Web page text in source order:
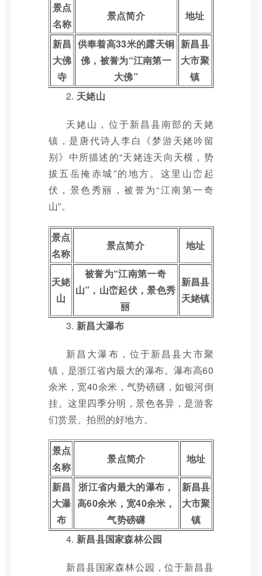
景点
名称
景点简介 地址
新昌
大佛
寺
供奉着高33米的露天铜
佛，被誉为“江南第一
大佛”
新昌县
大市聚
镇
2. 天姥山
天姥山，位于新昌县南部的天姥
镇，是唐代诗人李白《梦游天姥吟留
别》中所描述的“天姥连天向天横，势
拔五岳掩赤城”的地方。这里山峦起
伏，景色秀丽，被誉为“江南第一奇
山”。
景点
名称
景点简介 地址
天姥
山
被誉为“江南第一奇
山”，山峦起伏，景色秀
丽
新昌县
天姥镇
3. 新昌大瀑布
新昌大瀑布，位于新昌县大市聚
镇，是浙江省内最大的瀑布。瀑布高60
余米，宽40余米，气势磅礴，如银河倒
挂。这里四季分明，景色各异，是游客
们赏景、拍照的好地方。
景点
名称
景点简介 地址
新昌
大瀑
布
浙江省内最大的瀑布，
高60余米，宽40余米，
气势磅礴
新昌县
大市聚
镇
4. 新昌县国家森林公园
新昌县国家森林公园，位于新昌县